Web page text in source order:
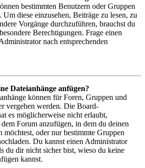
bestimmten Benutzern oder Gruppen
Um diese einzusehen, Beiträge zu lesen, zu
Vorgänge durchzuführen, brauchst du
Berechtigungen. Frage einen
nach entsprechenden
Dateianhänge anfügen?
können für Foren, Gruppen und
vergeben werden. Die Board-
es möglicherweise nicht erlaubt,
Forum anzufügen, in dem du deinen
möchtest, oder nur bestimmte Gruppen
Du kannst einen Administrator
du dir nicht sicher bist, wieso du keine
kannst.